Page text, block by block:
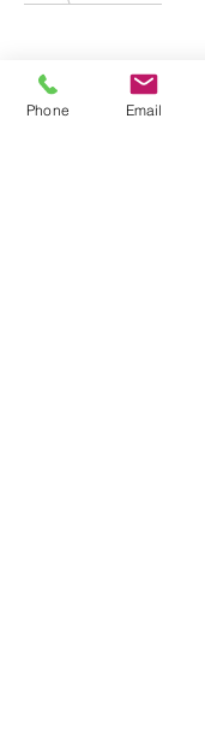
Phone Email